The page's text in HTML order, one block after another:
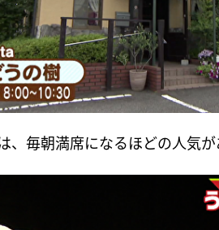
、毎朝満席になるほどの人気が